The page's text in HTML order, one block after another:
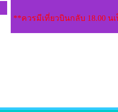
**ควรมีเที่ยวบินกลับ 18.00 น